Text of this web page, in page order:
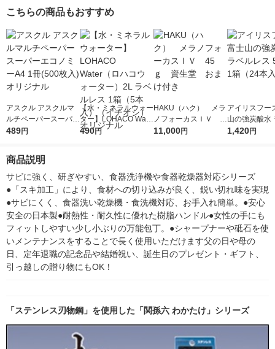
こちらの商品もおすすめ
アスクル アスクルマ
ルチペーパースーパー
エコノミーA4 1冊(50
489円
【水・ミネラルウォー
ター】LOHACO Wate
r（ロハコウォータ
490円
HAKU（ハク） メラ
ノフォーカスＩＶ 4
5ｇ 資生堂 おまけ
11,000円
アイリスフー
山の強炭酸水
レス 500ml 1
1,420円
商品説明
サビに強く、研ぎやすい、食器洗浄機や食器乾燥器対応シリーズ
●「スキ加工」により、食材への切り込みが良く、鋭い切れ味を実現
●サビにくく、食器洗い乾燥機・食洗機対応、お手入れ簡単。●安心
安全の日本製●耐熱性・耐久性に優れた樹脂ハンドル●女性の手にも
フィットしやすい少し小ぶりの万能包丁。●シャープナーや砥石を使
いメンテナンスをすることで長く使用いただけます父の日や母の
日、定年退職の記念品や結婚祝い、誕生日のプレゼント・ギフト、
引っ越しの贈り物にもOK！
「ステンレス刃物鋼」を使用した「関孫六 わかたけ」シリーズ